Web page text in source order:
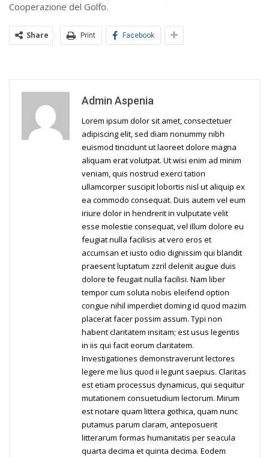
Cooperazione del Golfo.
Share Print Facebook
Admin Aspenia
Lorem ipsum dolor sit amet, consectetuer
adipiscing elit, sed diam nonummy nibh
euismod tincidunt ut laoreet dolore magna
aliquam erat volutpat. Ut wisi enim ad minim
veniam, quis nostrud exerci tation
ullamcorper suscipit lobortis nisl ut aliquip ex
ea commodo consequat. Duis autem vel eum
iriure dolor in hendrerit in vulputate velit
esse molestie consequat, vel illum dolore eu
feugiat nulla facilisis at vero eros et
accumsan et iusto odio dignissim qui blandit
praesent luptatum zzril delenit augue duis
dolore te feugait nulla facilisi. Nam liber
tempor cum soluta nobis eleifend option
congue nihil imperdiet doming id quod mazim
placerat facer possim assum. Typi non
habent claritatem insitam; est usus legentis
in iis qui facit eorum claritatem.
Investigationes demonstraverunt lectores
legere me lius quod ii legunt saepius. Claritas
est etiam processus dynamicus, qui sequitur
mutationem consuetudium lectorum. Mirum
est notare quam littera gothica, quam nunc
putamus parum claram, anteposuerit
litterarum formas humanitatis per seacula
quarta decima et quinta decima. Eodem